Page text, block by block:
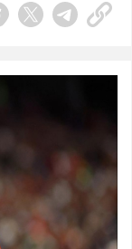
اليمن تحوّل إلى